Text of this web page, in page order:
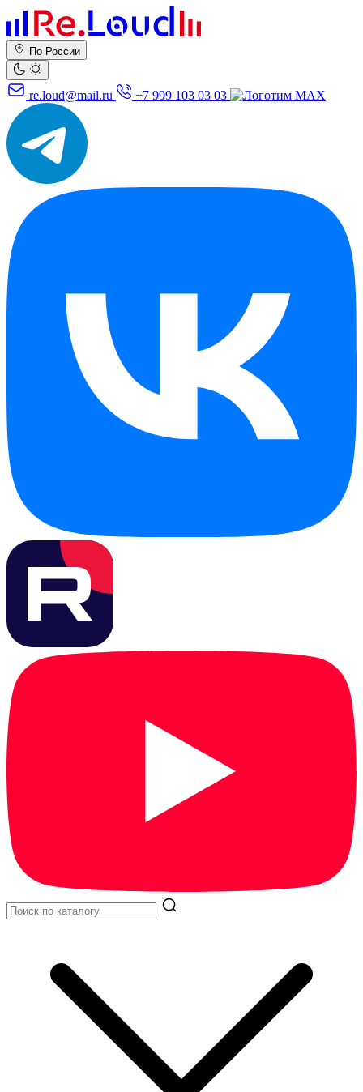
По России
re.loud@mail.ru +7 999 103 03 03